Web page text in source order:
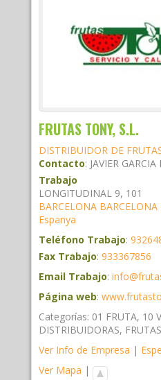
FRUTAS TONY, S.L.
DISTRIBUIDOR DE
Contacto: JAVIER GARCIA
Trabajo
LONGITUDINAL 9, 101
BARCELONA BARCELONA
Espanya
Teléfono Trabajo:
Fax Trabajo: 933367856
Email Trabajo:
Página web:
Categorías: 01 FRUTA, 10
DISTRIBUIDORAS,
Ver Info de Empresa |
Ver Mapa |